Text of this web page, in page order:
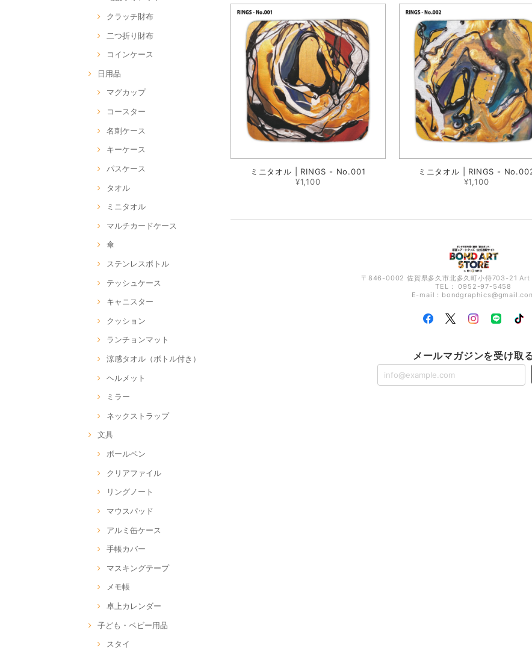
クラッチ財布
二つ折り財布
コインケース
日用品
マグカップ
コースター
名刺ケース
キーケース
パスケース
タオル
ミニタオル
マルチカードケース
傘
ステンレスボトル
テッシュケース
キャニスター
クッション
ランチョンマット
涼感タオル（ボトル付き）
ヘルメット
ミラー
ネックストラップ
文具
ボールペン
クリアファイル
リングノート
マウスパッド
アルミ缶ケース
手帳カバー
マスキングテープ
メモ帳
卓上カレンダー
子ども・ベビー用品
スタイ
ミニタオル | RINGS - No.001
¥1,100
ミニタオル | RINGS -
¥1,100
〒846-0002 佐賀県多久市北多久町小侍703-21
TEL： 0952-97-5458
E-mail：
メールマガジンを受け取